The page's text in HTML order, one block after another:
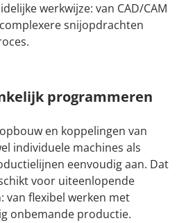
werkwijze: van CAD/CAM
snijopdrachten
programmeren
en koppelingen van
individuele machines als
eenvoudig aan. Dat
voor uiteenlopende
van flexibel werken met
onbemande productie.